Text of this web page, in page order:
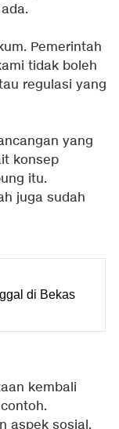
Pemerintah
tidak boleh
regulasi yang
yang
konsep
itu.
juga sudah
di Bekas
kembali
aspek sosial,